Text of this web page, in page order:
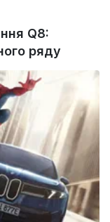
Q8:
ряду